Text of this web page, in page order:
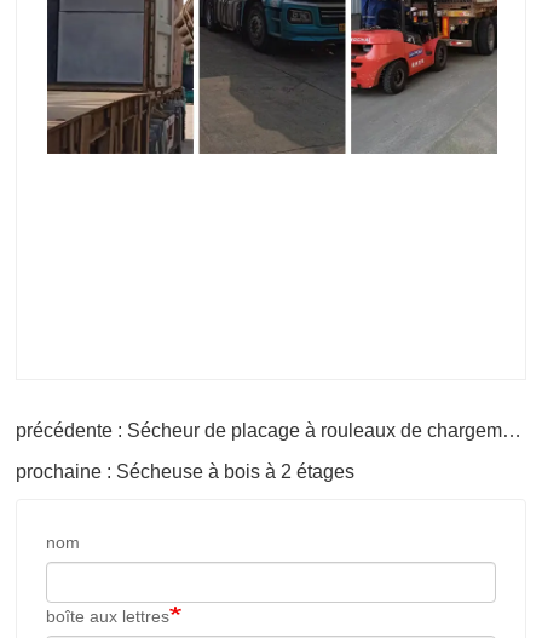
précédente : Sécheur de placage à rouleaux de chargement semi-automatique à 4 étages
prochaine : Sécheuse à bois à 2 étages
nom
boîte aux lettres